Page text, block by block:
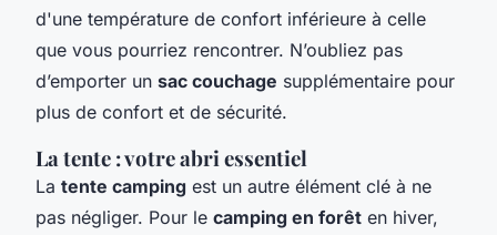
d'une température de confort inférieure à celle
que vous pourriez rencontrer. N’oubliez pas
d’emporter un sac couchage supplémentaire pour
plus de confort et de sécurité.
La tente : votre abri essentiel
La tente camping est un autre élément clé à ne
pas négliger. Pour le camping en forêt en hiver,